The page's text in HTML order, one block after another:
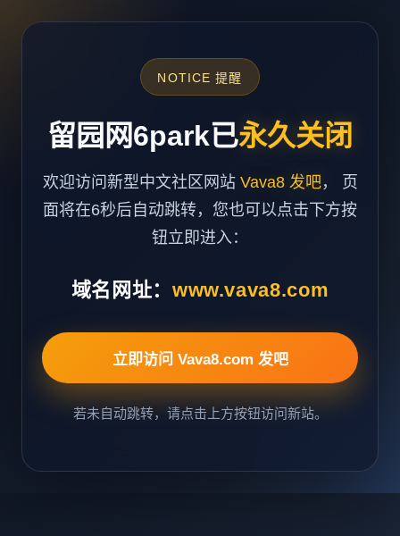
NOTICE 提醒
留园网6park已永久关闭
欢迎访问新型中文社区网站 Vava8 发吧， 页
面将在6秒后自动跳转，您也可以点击下方按
钮立即进入：
域名网址： www.vava8.com
立即访问 Vava8.com 发吧
若未自动跳转，请点击上方按钮访问新站。